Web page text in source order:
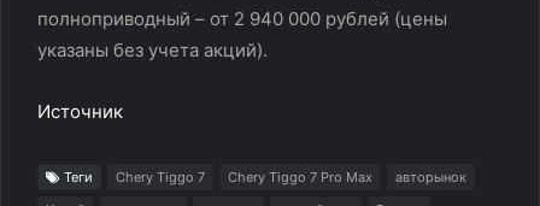
полноприводный – от 2 940 000 рублей (цены
указаны без учета акций).
Источник
Теги Chery Tiggo 7 Chery Tiggo 7 Pro Max
авторынок